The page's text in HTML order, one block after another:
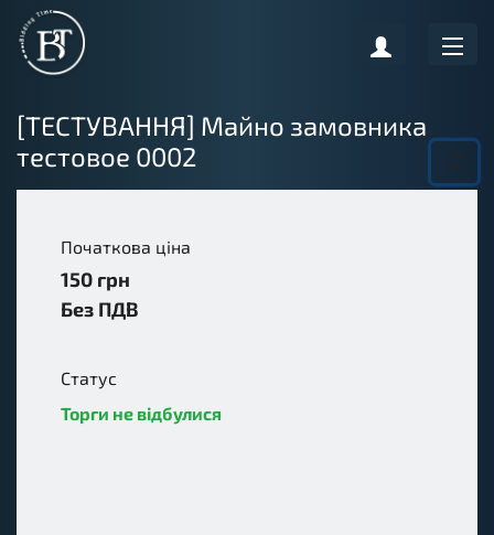
[ТЕСТУВАННЯ] Майно замовника
тестовое 0002
Початкова ціна
150 грн
Без ПДВ
Статус
Торги не відбулися